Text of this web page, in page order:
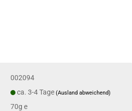
002094
ca. 3-4 Tage(Ausland abweichend)
70g e